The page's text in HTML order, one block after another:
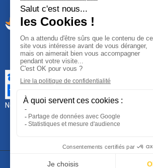
Nous contacter :sav@groupeproservice.fr